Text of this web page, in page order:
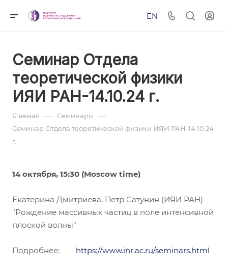
EN
Семинар Отдела
теоретической физики
ИЯИ РАН-14.10.24 г.
Главная — Семинары —
Семинар Отдела теоретической физики ИЯИ РАН-14.10.24
г.
14 октября, 15:30 (Moscow time)
Екатерина Дмитриева, Пётр Сатунин (ИЯИ РАН)
"Рождение массивных частиц в поле интенсивной
плоской волны"
Подробнее: https://www.inr.ac.ru/seminars.html